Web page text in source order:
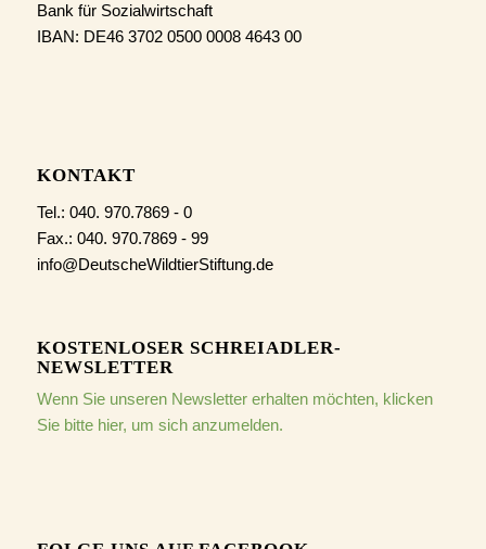
Bank für Sozialwirtschaft
IBAN: DE46 3702 0500 0008 4643 00
KONTAKT
Tel.: 040. 970.7869 - 0
Fax.: 040. 970.7869 - 99
info@DeutscheWildtierStiftung.de
KOSTENLOSER SCHREIADLER-
NEWSLETTER
Wenn Sie unseren Newsletter erhalten möchten, klicken
Sie bitte hier, um sich anzumelden.